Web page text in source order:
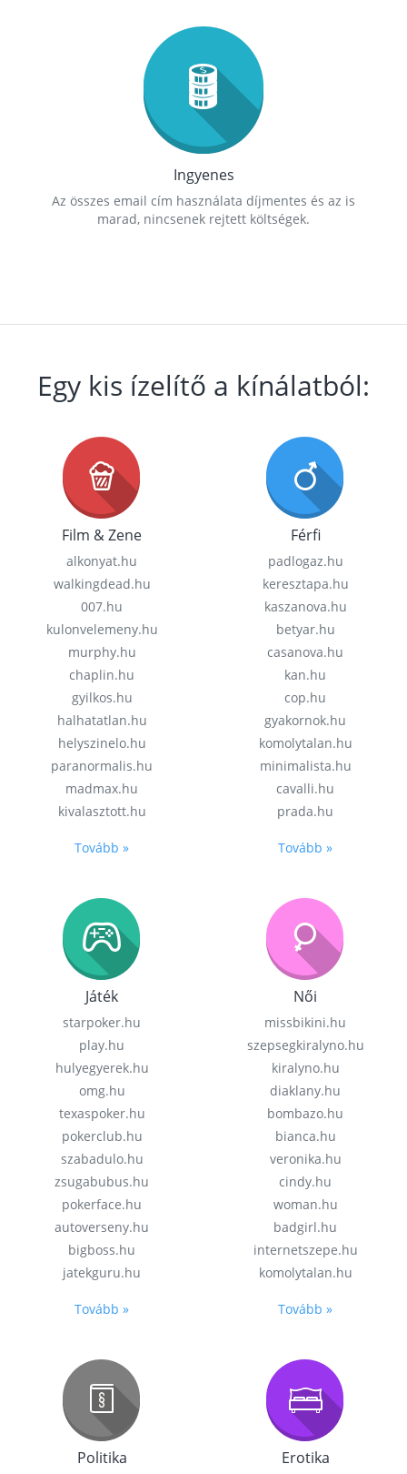
Ingyenes
Az összes email cím használata díjmentes és az is
marad, nincsenek rejtett költségek.
Egy kis ízelítő a kínálatból:
Film & Zene
alkonyat.hu
walkingdead.hu
007.hu
kulonvelemeny.hu
murphy.hu
chaplin.hu
gyilkos.hu
halhatatlan.hu
helyszinelo.hu
paranormalis.hu
madmax.hu
kivalasztott.hu
Tovább »
Férfi
padlogaz.hu
keresztapa.hu
kaszanova.hu
betyar.hu
casanova.hu
kan.hu
cop.hu
gyakornok.hu
komolytalan.hu
minimalista.hu
cavalli.hu
prada.hu
Tovább »
Játék
starpoker.hu
play.hu
hulyegyerek.hu
omg.hu
texaspoker.hu
pokerclub.hu
szabadulo.hu
zsugabubus.hu
pokerface.hu
autoverseny.hu
bigboss.hu
jatekguru.hu
Tovább »
Női
missbikini.hu
szepsegkiralyno.hu
kiralyno.hu
diaklany.hu
bombazo.hu
bianca.hu
veronika.hu
cindy.hu
woman.hu
badgirl.hu
internetszepe.hu
komolytalan.hu
Tovább »
Politika Erotika